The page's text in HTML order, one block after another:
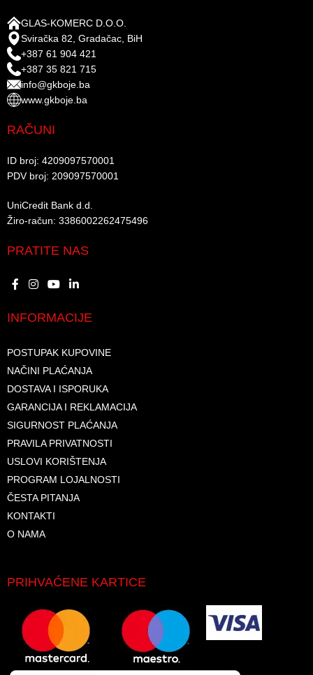
GLAS-KOMERC D.O.O.
Sviračka 82, Gradačac, BiH
+387 61 904 421
+387 35 821 715
info@gkboje.ba
www.gkboje.ba
RAČUNI
ID broj: 4209097570001​
PDV broj: 209097570001 ​
UniCredit Bank d.d.​
Žiro-račun: 3386002262475496​​
PRATITE NAS
INFORMACIJE
POSTUPAK KUPOVINE
NAČINI PLAĆANJA
DOSTAVA I ISPORUKA
GARANCIJA I REKLAMACIJA
SIGURNOST PLAĆANJA
PRAVILA PRIVATNOSTI
USLOVI KORIŠTENJA
PROGRAM LOJALNOSTI
ČESTA PITANJA
KONTAKTI
O NAMA
PRIHVAĆENE KARTICE